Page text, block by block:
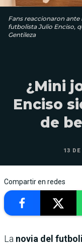
Fans reaccionaron ante
futbolista Julio Enciso,
Gentileza
¿Mini
Enciso
de
13
Compartir en redes
La novia del